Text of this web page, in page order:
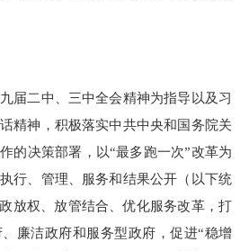
届二中、三中全会精神为指导以及习
精神，积极落实中共中央和国务院关
的决策部署，以“最多跑一次”改革为
行、管理、服务和结果公开（以下统
放权、放管结合、优化服务改革，打
廉洁政府和服务型政府，促进“稳增